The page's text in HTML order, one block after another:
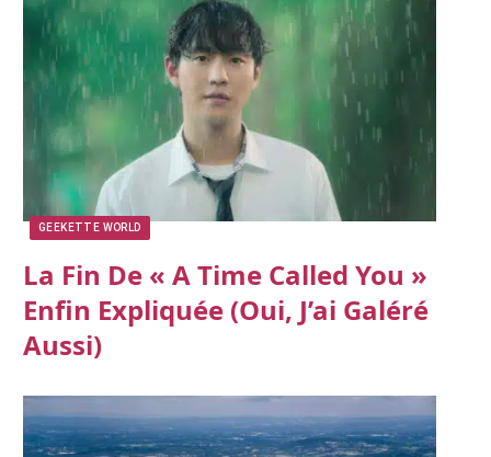
GEEKETTE WORLD
La Fin De « A Time Called You »
Enfin Expliquée (oui, J’ai Galéré
Aussi)